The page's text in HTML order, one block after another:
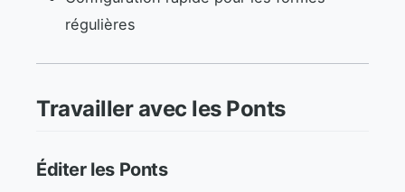
régulières
Travailler avec les Ponts
Éditer les Ponts